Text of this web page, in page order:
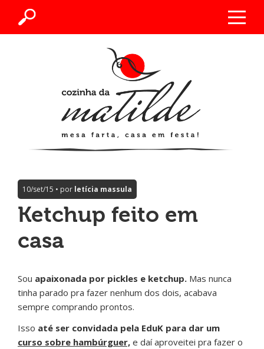
10/set/15 • por letícia massula
Ketchup feito em
casa
Sou apaixonada por pickles e ketchup. Mas nunca
tinha parado pra fazer nenhum dos dois, acabava
sempre comprando prontos.
Isso até ser convidada pela EduK para dar um
curso sobre hambúrguer, e daí aproveitei pra fazer o